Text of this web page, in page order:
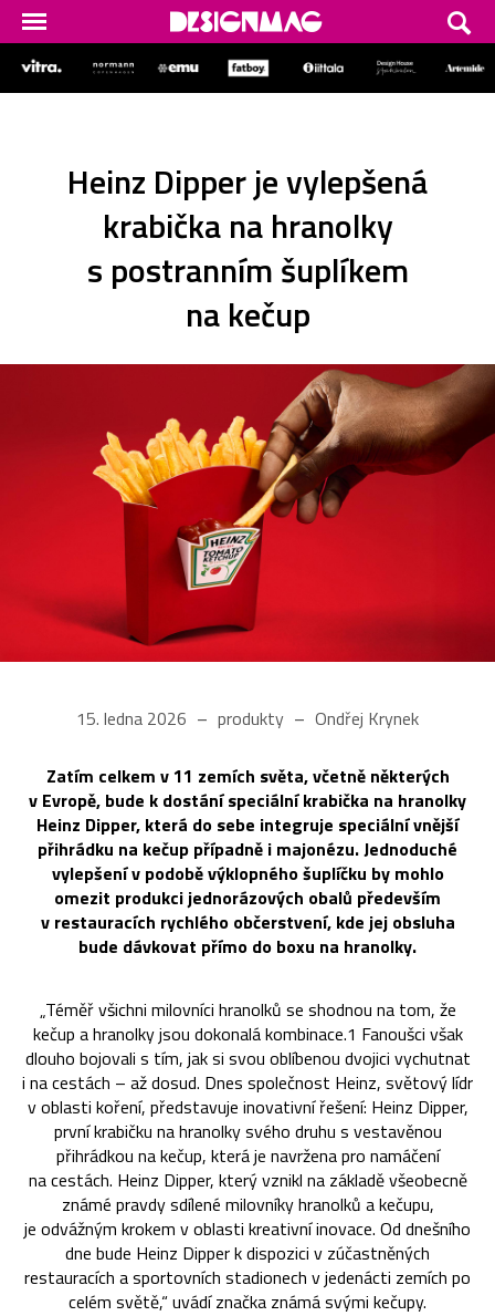
Heinz Dipper je vylepšená
krabička na hranolky
s postranním šuplíkem
na kečup
15. ledna 2026 produkty Ondřej Krynek
Zatím celkem v 11 zemích světa, včetně některých
v Evropě, bude k dostání speciální krabička na hranolky
Heinz Dipper, která do sebe integruje speciální vnější
přihrádku na kečup případně i majonézu. Jednoduché
vylepšení v podobě výklopného šuplíčku by mohlo
omezit produkci jednorázových obalů především
v restauracích rychlého občerstvení, kde jej obsluha
bude dávkovat přímo do boxu na hranolky.
„Téměř všichni milovníci hranolků se shodnou na tom, že
kečup a hranolky jsou dokonalá kombinace.1 Fanoušci však
dlouho bojovali s tím, jak si svou oblíbenou dvojici vychutnat
i na cestách – až dosud. Dnes společnost Heinz, světový lídr
v oblasti koření, představuje inovativní řešení: Heinz Dipper,
první krabičku na hranolky svého druhu s vestavěnou
přihrádkou na kečup, která je navržena pro namáčení
na cestách. Heinz Dipper, který vznikl na základě všeobecně
známé pravdy sdílené milovníky hranolků a kečupu,
je odvážným krokem v oblasti kreativní inovace. Od dnešního
dne bude Heinz Dipper k dispozici v zúčastněných
restauracích a sportovních stadionech v jedenácti zemích po
celém světě,“ uvádí značka známá svými kečupy.